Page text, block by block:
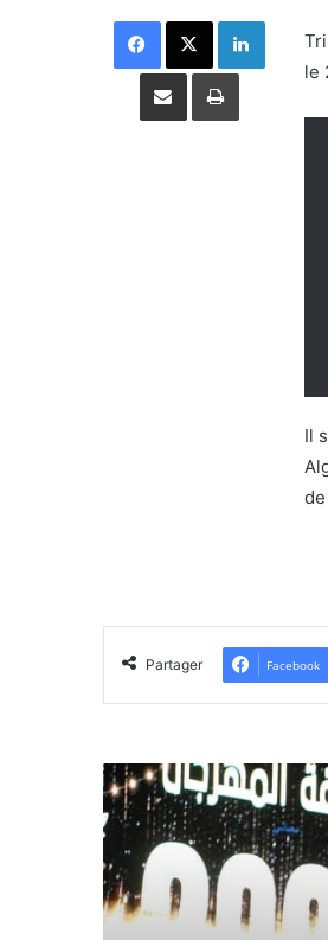
le
Il
Facebook X Linkedin
Partager par email Imprimer
Partager Facebook